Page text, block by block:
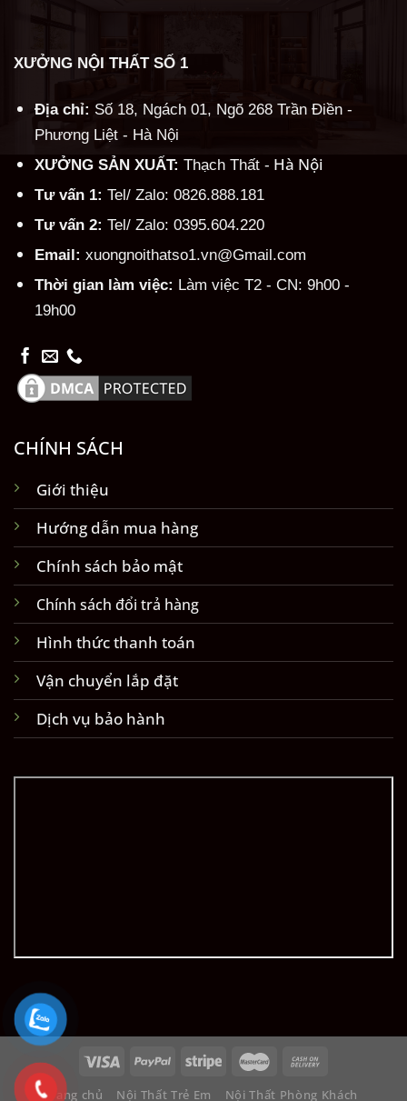
XƯỞNG NỘI THẤT SỐ 1
Địa chỉ: Số 18, Ngách 01, Ngõ 268 Trần Điền -
Phương Liệt - Hà Nội
XƯỞNG SẢN XUẤT: Thạch Thất - Hà Nội
Tư vấn 1: Tel/ Zalo: 0826.888.181
Tư vấn 2: Tel/ Zalo: 0395.604.220
Email: xuongnoithatso1.vn@Gmail.com
Thời gian làm việc: Làm việc T2 - CN: 9h00 -
19h00
CHÍNH SÁCH
Giới thiệu
Hướng dẫn mua hàng
Chính sách bảo mật
Chính sách đổi trả hàng
Hình thức thanh toán
Vận chuyển lắp đặt
Dịch vụ bảo hành
Trang chủ Nội Thất Trẻ Em Nội Thất Phòng Khách